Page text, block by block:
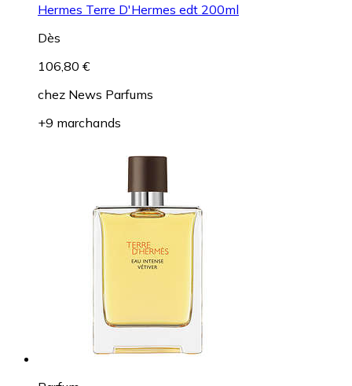
Hermes Terre D'Hermes edt 200ml
Dès
106,80 €
chez News Parfums
+9 marchands